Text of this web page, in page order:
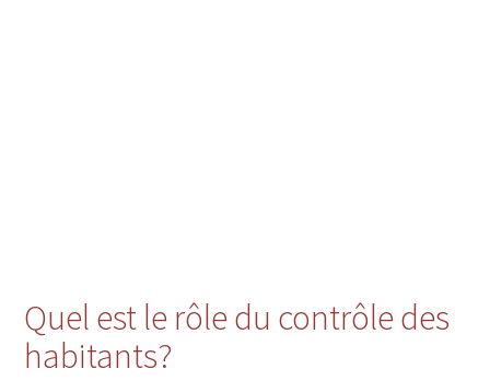
Quel est le rôle du contrôle des
habitants?